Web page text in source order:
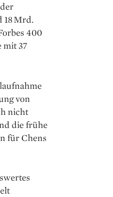
18 Mrd.
400
mit 37
von
nicht
die frühe
für Chens